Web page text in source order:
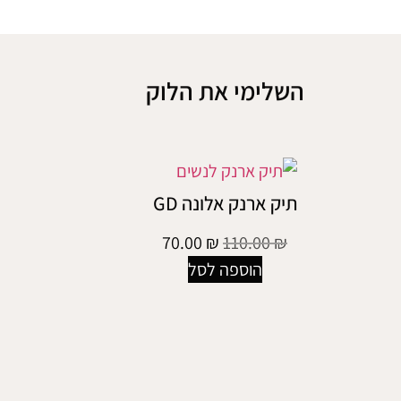
השלימי את הלוק
תיק ארנק אלונה GD
110.00₪
70.00 ₪
הוספה לסל